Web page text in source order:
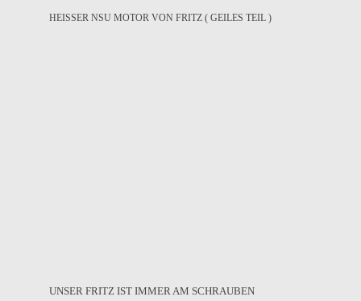
HEISSER NSU MOTOR VON FRITZ ( GEILES TEIL )
UNSER FRITZ IST IMMER AM SCHRAUBEN